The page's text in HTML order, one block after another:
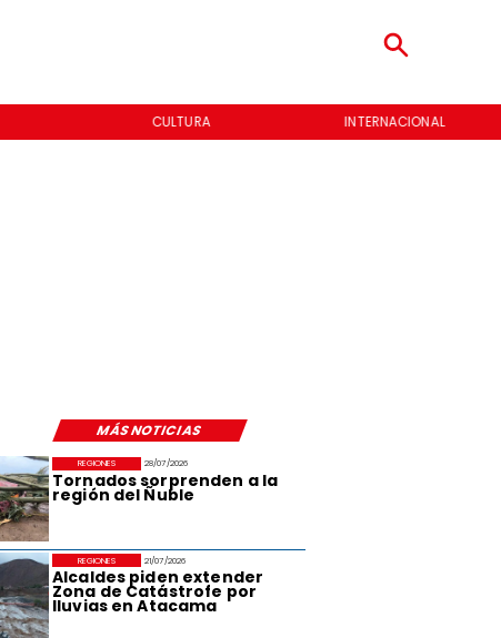
CULTURA INTERNACIONAL
MÁS NOTICIAS
28/07/2026
Tornados sorprenden a la
región del Ñuble
REGIONES
21/07/2026
Alcaldes piden extender
Zona de Catástrofe por
lluvias en Atacama
REGIONES